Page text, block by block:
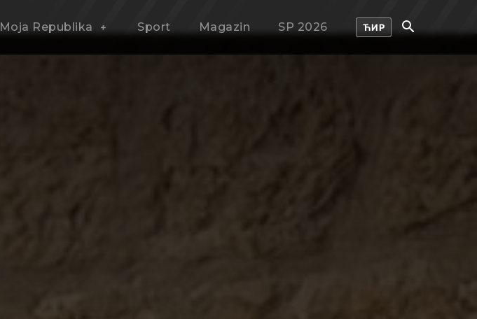
Moja Republika Sport Magazin SP 2026